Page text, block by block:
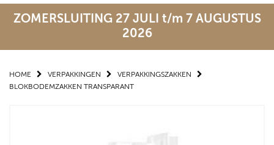
ZOMERSLUITING 27 JULI t/m 7 AUGUSTUS
2026
HOME VERPAKKINGEN
VERPAKKINGSZAKKEN
BLOKBODEMZAKKEN TRANSPARANT